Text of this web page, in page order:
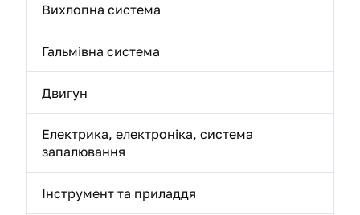
Вихлопна система
Гальмівна система
Двигун
Електрика, електроніка, система
запалювання
Інструмент та приладдя